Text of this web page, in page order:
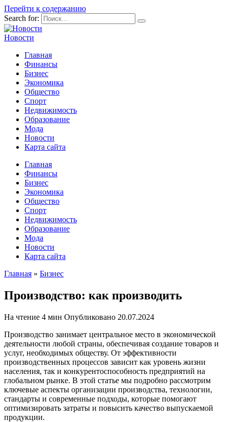
Перейти к содержанию
Search for:
Новости
Главная
Финансы
Бизнес
Экономика
Общество
Спорт
Недвижимость
Образование
Мода
Новости
Карта сайта
Главная
Финансы
Бизнес
Экономика
Общество
Спорт
Недвижимость
Образование
Мода
Новости
Карта сайта
Главная » Бизнес
Производство: как производить
На чтение 4 мин Опубликовано 20.07.2024
Производство занимает центральное место в экономической
деятельности любой страны, обеспечивая создание товаров и
услуг, необходимых обществу. От эффективности
производственных процессов зависит как уровень жизни
населения, так и конкурентоспособность предприятий на
глобальном рынке. В этой статье мы подробно рассмотрим
ключевые аспекты организации производства, технологии,
стандарты и современные подходы, которые помогают
оптимизировать затраты и повысить качество выпускаемой
продукции.